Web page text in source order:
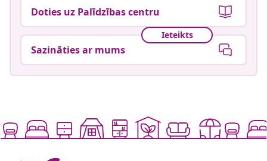
Doties uz Palīdzības centru
Ieteikts
Sazināties ar mums